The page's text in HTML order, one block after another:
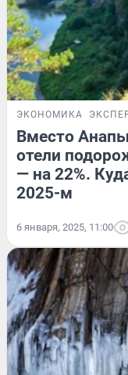
ЭКОНОМИКА
Вместо
отели
— на 22%.
2025-м
6 января, 2025, 11:00